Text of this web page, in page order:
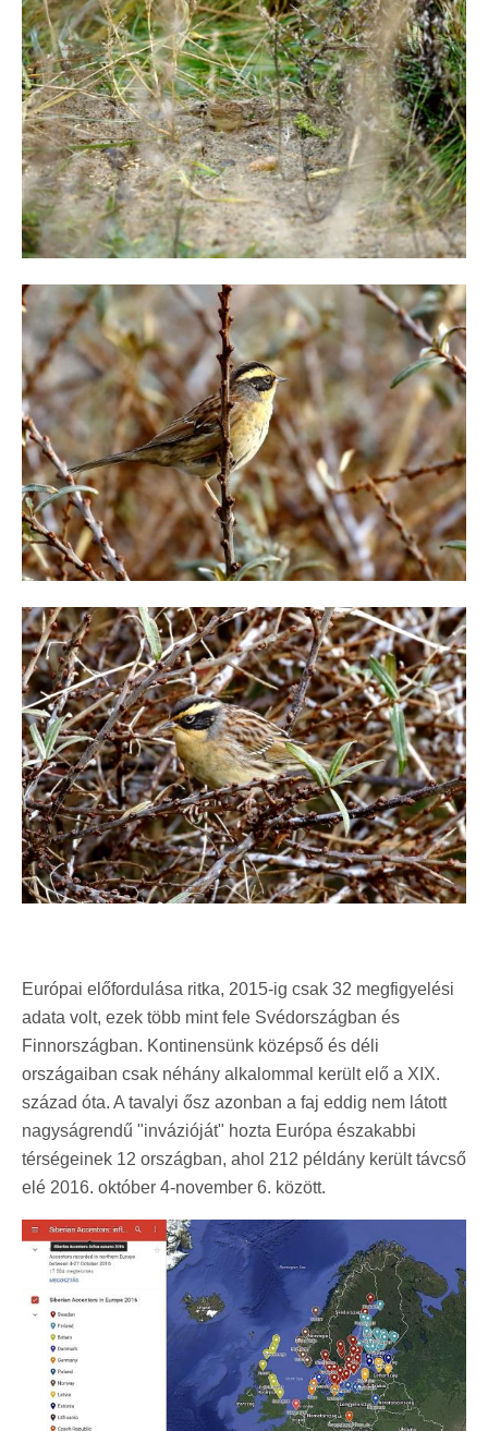
Európai előfordulása ritka, 2015-ig csak 32 megfigyelési
adata volt, ezek több mint fele Svédországban és
Finnországban. Kontinensünk középső és déli
országaiban csak néhány alkalommal került elő a XIX.
század óta. A tavalyi ősz azonban a faj eddig nem látott
nagyságrendű "invázióját" hozta Európa északabbi
térségeinek 12 országban, ahol 212 példány került távcső
elé 2016. október 4-november 6. között.